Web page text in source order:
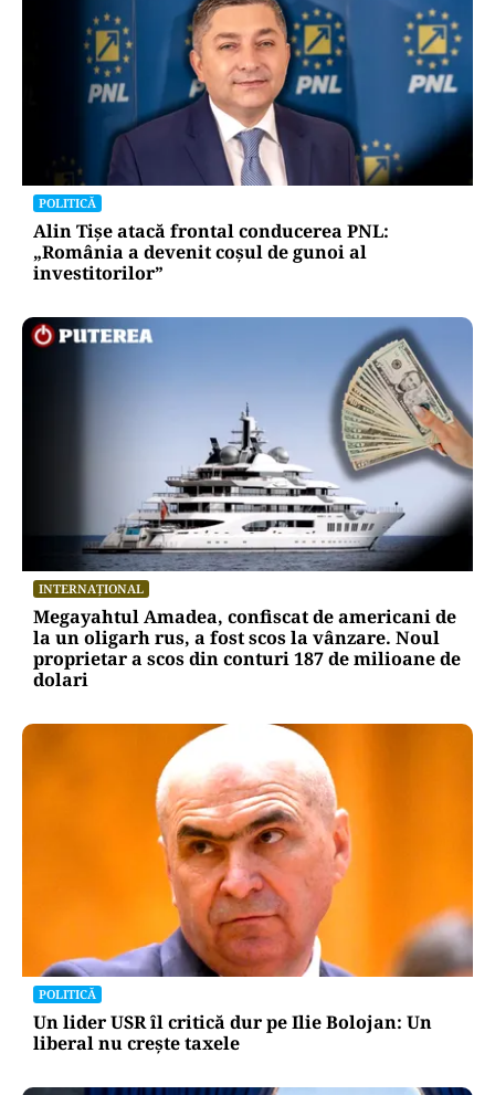
POLITICĂ
Alin Tișe atacă frontal conducerea PNL:
„România a devenit coșul de gunoi al
investitorilor”
INTERNAȚIONAL
Megayahtul Amadea, confiscat de americani de
la un oligarh rus, a fost scos la vânzare. Noul
proprietar a scos din conturi 187 de milioane de
dolari
POLITICĂ
Un lider USR îl critică dur pe Ilie Bolojan: Un
liberal nu crește taxele